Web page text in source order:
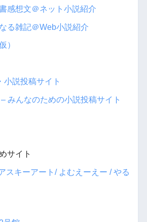
感想文＠ネット小説紹介
る雑記＠Web小説紹介
）
小説投稿サイト
みんなのための小説投稿サイト
サイト
スキーアート/ よむえーえー / やる